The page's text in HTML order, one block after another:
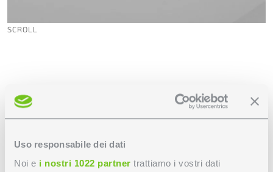
Uso responsabile dei dati
Noi e i nostri 1022 partner trattiamo i vostri dati
SCROLL
Scheda tecnica
File fotometrico
Disegno tecnico